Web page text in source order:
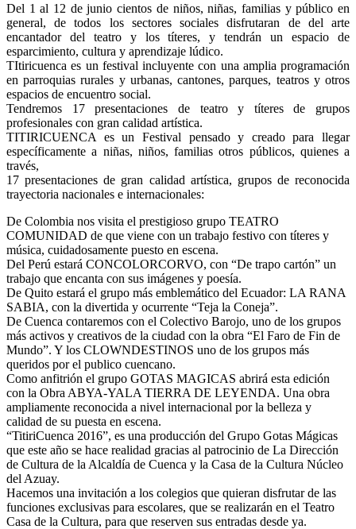
Del 1 al 12 de junio cientos de niños, niñas, familias y público en
general, de todos los sectores sociales disfrutaran de del arte
encantador del teatro y los títeres, y tendrán un espacio de
esparcimiento, cultura y aprendizaje lúdico.
TItiricuenca es un festival incluyente con una amplia programación
en parroquias rurales y urbanas, cantones, parques, teatros y otros
espacios de encuentro social.
Tendremos 17 presentaciones de teatro y títeres de grupos
profesionales con gran calidad artística.
TITIRICUENCA es un Festival pensado y creado para llegar
específicamente a niñas, niños, familias otros públicos, quienes a
través,
17 presentaciones de gran calidad artística, grupos de reconocida
trayectoria nacionales e internacionales:
De Colombia nos visita el prestigioso grupo TEATRO
COMUNIDAD de que viene con un trabajo festivo con títeres y
música, cuidadosamente puesto en escena.
Del Perú estará CONCOLORCORVO, con “De trapo cartón” un
trabajo que encanta con sus imágenes y poesía.
De Quito estará el grupo más emblemático del Ecuador: LA RANA
SABIA, con la divertida y ocurrente “Teja la Coneja”.
De Cuenca contaremos con el Colectivo Barojo, uno de los grupos
más activos y creativos de la ciudad con la obra “El Faro de Fin de
Mundo”. Y los CLOWNDESTINOS uno de los grupos más
queridos por el publico cuencano.
Como anfitrión el grupo GOTAS MAGICAS abrirá esta edición
con la Obra ABYA-YALA TIERRA DE LEYENDA. Una obra
ampliamente reconocida a nivel internacional por la belleza y
calidad de su puesta en escena.
“TitiriCuenca 2016”, es una producción del Grupo Gotas Mágicas
que este año se hace realidad gracias al patrocinio de La Dirección
de Cultura de la Alcaldía de Cuenca y la Casa de la Cultura Núcleo
del Azuay.
Hacemos una invitación a los colegios que quieran disfrutar de las
funciones exclusivas para escolares, que se realizarán en el Teatro
Casa de la Cultura, para que reserven sus entradas desde ya.